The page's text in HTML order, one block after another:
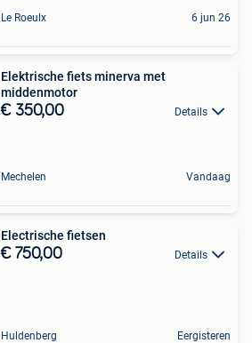
Le Roeulx 6 jun 26
Elektrische fiets minerva met
middenmotor
€ 350,00 Details
Mechelen Vandaag
Electrische fietsen
€ 750,00 Details
Huldenberg Eergisteren